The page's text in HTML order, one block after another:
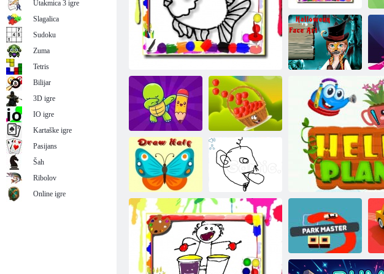
Božićni Božićni kolorit
Boja knjiga Riba
Ptica bojanka
Hladno srce:
Podaci o Annine
lice za Noć
vještica
Nacrtaj ostalo Jabuka hvatač
Nacrtajte pola Gartic. io
Utakmica 3 igre
Slagalica
Sudoku
Zuma
Tetris
Bilijar
3D igre
IO igre
Kartaške igre
Pasijans
Šah
Ribolov
Online igre